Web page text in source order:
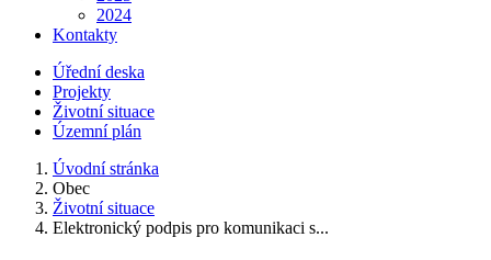
2024
Kontakty
Úřední deska
Projekty
Životní situace
Územní plán
Úvodní stránka
Obec
Životní situace
Elektronický podpis pro komunikaci s...